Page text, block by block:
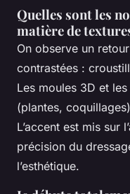
Quelles sont les
matière de
On observe un
contrastées :
Les moules 3D et
(plantes,
L’accent est mis sur
précision du
l’esthétique.